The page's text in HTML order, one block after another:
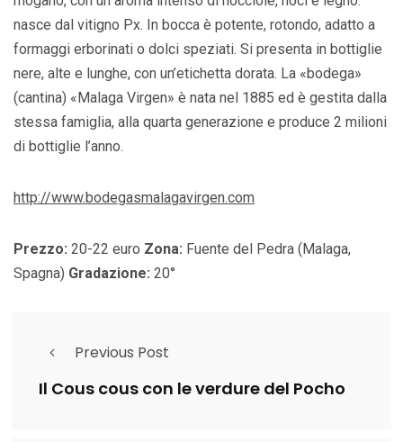
nasce dal vitigno Px. In bocca è potente, rotondo, adatto a
formaggi erborinati o dolci speziati. Si presenta in bottiglie
nere, alte e lunghe, con un’etichetta dorata. La «bodega»
(cantina) «Malaga Virgen» è nata nel 1885 ed è gestita dalla
stessa famiglia, alla quarta generazione e produce 2 milioni
di bottiglie l’anno.
http://www.bodegasmalagavirgen.com
Prezzo: 20-22 euro Zona: Fuente del Pedra (Malaga,
Spagna) Gradazione: 20°
Previous Post
Il Cous cous con le verdure del Pocho